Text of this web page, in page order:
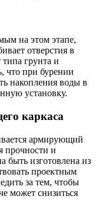
на этом этапе,
отверстия в
типа грунта и
что при бурении
накопления воды в
установку.
каркаса
армирующий
прочности и
быть изготовлена из
проектным
за тем, чтобы
может снизиться